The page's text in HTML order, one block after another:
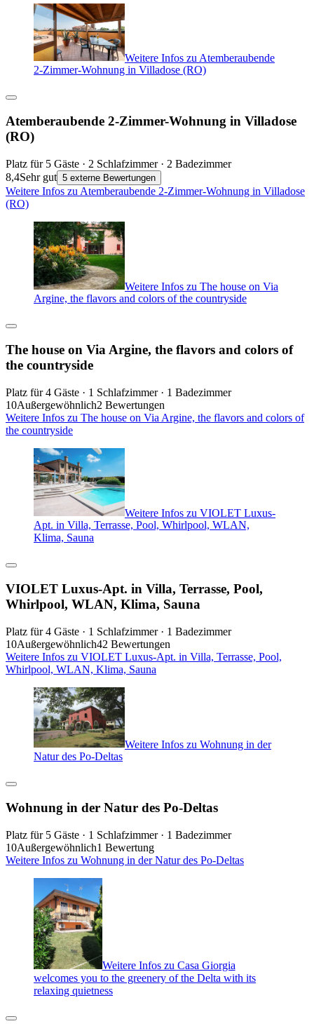
Weitere Infos zu Atemberaubende
2-Zimmer-Wohnung in Villadose (RO)
Atemberaubende 2-Zimmer-Wohnung in Villadose
(RO)
Platz für 5 Gäste · 2 Schlafzimmer · 2 Badezimmer
8,4Sehr gut 5 externe Bewertungen
Weitere Infos zu Atemberaubende 2-Zimmer-Wohnung in Villadose
(RO)
Weitere Infos zu The house on Via
Argine, the flavors and colors of the countryside
The house on Via Argine, the flavors and colors of
the countryside
Platz für 4 Gäste · 1 Schlafzimmer · 1 Badezimmer
10Außergewöhnlich2 Bewertungen
Weitere Infos zu The house on Via Argine, the flavors and colors of
the countryside
Weitere Infos zu VIOLET Luxus-
Apt. in Villa, Terrasse, Pool, Whirlpool, WLAN,
Klima, Sauna
VIOLET Luxus-Apt. in Villa, Terrasse, Pool,
Whirlpool, WLAN, Klima, Sauna
Platz für 4 Gäste · 1 Schlafzimmer · 1 Badezimmer
10Außergewöhnlich42 Bewertungen
Weitere Infos zu VIOLET Luxus-Apt. in Villa, Terrasse, Pool,
Whirlpool, WLAN, Klima, Sauna
Weitere Infos zu Wohnung in der
Natur des Po-Deltas
Wohnung in der Natur des Po-Deltas
Platz für 5 Gäste · 1 Schlafzimmer · 1 Badezimmer
10Außergewöhnlich1 Bewertung
Weitere Infos zu Wohnung in der Natur des Po-Deltas
Weitere Infos zu Casa Giorgia
welcomes you to the greenery of the Delta with its
relaxing quietness